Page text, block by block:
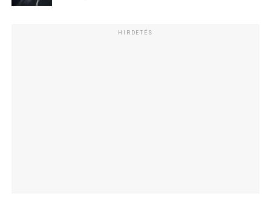
HIRDETÉS